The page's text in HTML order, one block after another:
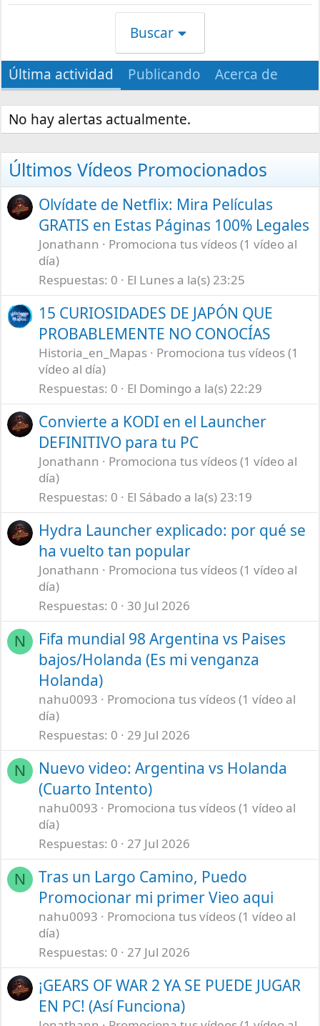
Buscar
Última actividad Publicando Acerca de
No hay alertas actualmente.
Últimos Vídeos Promocionados
Olvídate de Netflix: Mira Películas
GRATIS en Estas Páginas 100% Legales
Jonathann
Promociona tus vídeos (1 vídeo al
día)
Respuestas 0 El Lunes a la(s) 23:25
15 CURIOSIDADES DE JAPÓN QUE
PROBABLEMENTE NO CONOCÍAS
Historia_en_Mapas
Promociona tus vídeos (1
vídeo al día)
Respuestas 0 El Domingo a la(s) 22:29
Convierte a KODI en el Launcher
DEFINITIVO para tu PC
Jonathann
Promociona tus vídeos (1 vídeo al
día)
Respuestas 0 El Sábado a la(s) 23:19
Hydra Launcher explicado: por qué se
ha vuelto tan popular
Jonathann
Promociona tus vídeos (1 vídeo al
día)
Respuestas 0 30 Jul 2026
N
Fifa mundial 98 Argentina vs Paises
bajos/Holanda (Es mi venganza
Holanda)
nahu0093
Promociona tus vídeos (1 vídeo al
día)
Respuestas 0 29 Jul 2026
N
Nuevo video: Argentina vs Holanda
(Cuarto Intento)
nahu0093
Promociona tus vídeos (1 vídeo al
día)
Respuestas 0 27 Jul 2026
N
Tras un Largo Camino, Puedo
Promocionar mi primer Vieo aqui
nahu0093
Promociona tus vídeos (1 vídeo al
día)
Respuestas 0 27 Jul 2026
¡GEARS OF WAR 2 YA SE PUEDE JUGAR
EN PC! (Así Funciona)